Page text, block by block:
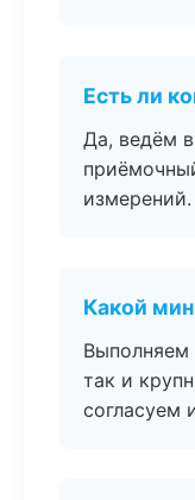
Есть ли
Да, ведём
измерений.
Какой
Выполняем
так и
согласуем